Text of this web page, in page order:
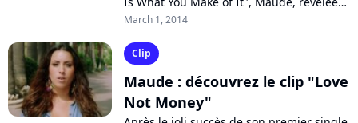
dans "Les anges de la télé-réalité",
March 1, 2014
Clip
Maude : découvrez le clip "Love
Not Money"